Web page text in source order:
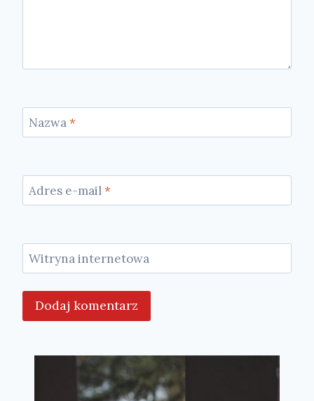
Nazwa*
Adres e-mail*
Witryna internetowa